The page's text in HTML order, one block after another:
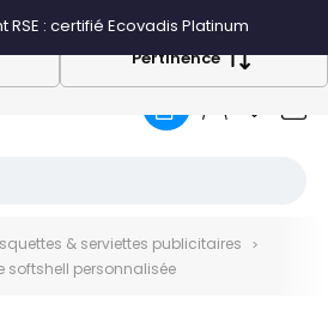
: certifié Ecovadis Platinum
0
& serviettes publicitaires
softshell personnalisée
Pertinence